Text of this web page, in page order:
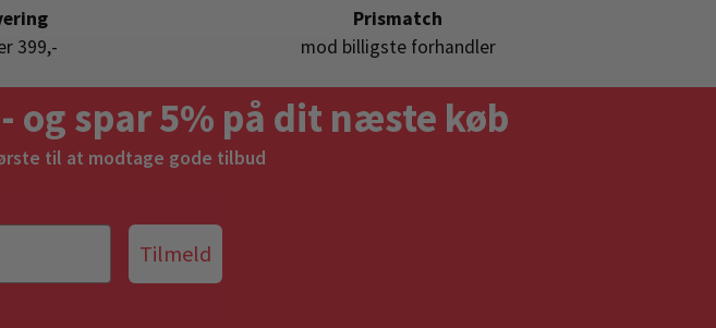
399,-
Prismatch
mod billigste forhandler
spar 5% på dit næste køb
til at modtage gode tilbud
Tilmeld